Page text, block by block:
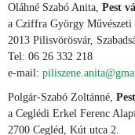
Oláhné Szabó Anita, Pest
a Cziffra György
2013 Pilisvörösvár,
Tel: 06 26 332 218
e-mail:
Polgár-Szabó Zoltánné,
a Ceglédi Erkel Ferenc
2700 Cegléd, Kút utca 2.